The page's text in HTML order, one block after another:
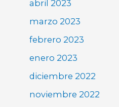
abril 2023
marzo 2023
febrero 2023
enero 2023
diciembre 2022
noviembre 2022